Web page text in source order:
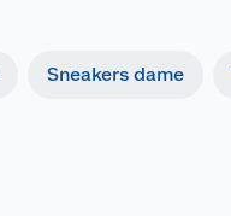
Sneakers dame